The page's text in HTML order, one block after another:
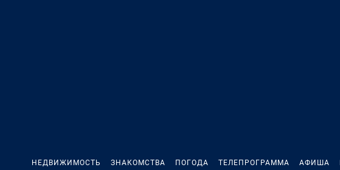
НЕДВИЖИМОСТЬ ЗНАКОМСТВА ПОГОДА ТЕЛЕПРОГРАММА АФИША